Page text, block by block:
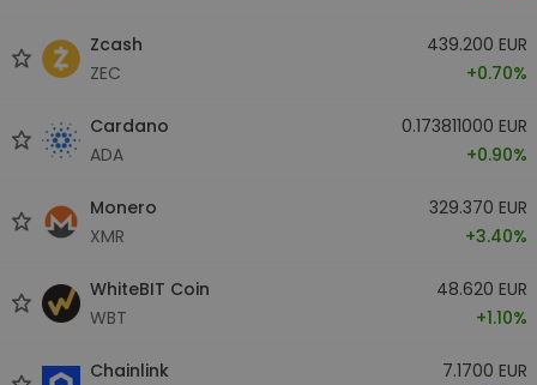
Zcash
ZEC
439.200 EUR
+0.70%
Cardano
ADA
0.173811000 EUR
+0.90%
Monero
XMR
329.370 EUR
+3.40%
WhiteBIT Coin
WBT
48.620 EUR
+1.10%
Chainlink
7.1700 EUR